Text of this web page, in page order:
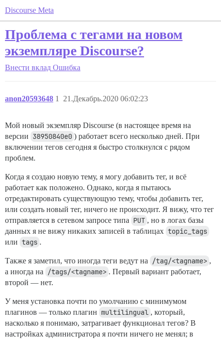
Discourse Meta
Проблема с тегами на новом
экземпляре Discourse?
Внести вклад Ошибка
anon20593648 21.Декабрь.2020 06:02:23
1
Мой новый экземпляр Discourse (в настоящее время на
версии 38950840e0 ) работает всего несколько дней. При
включении тегов сегодня я быстро столкнулся с рядом
проблем.
Когда я создаю новую тему, я могу добавить тег, и всё
работает как положено. Однако, когда я пытаюсь
отредактировать существующую тему, чтобы добавить тег,
или создать новый тег, ничего не происходит. Я вижу, что тег
отправляется в сетевом запросе типа PUT , но в логах базы
данных я не вижу никаких записей в таблицах topic_tags
или tags .
Также я заметил, что иногда теги ведут на /tag/<tagname> ,
а иногда на
/tags/<tagname> . Первый вариант работает,
второй — нет.
У меня установка почти по умолчанию с минимумом
плагинов — только плагин multilingual , который,
насколько я понимаю, затрагивает функционал тегов? В
настройках администратора я почти ничего не менял; в